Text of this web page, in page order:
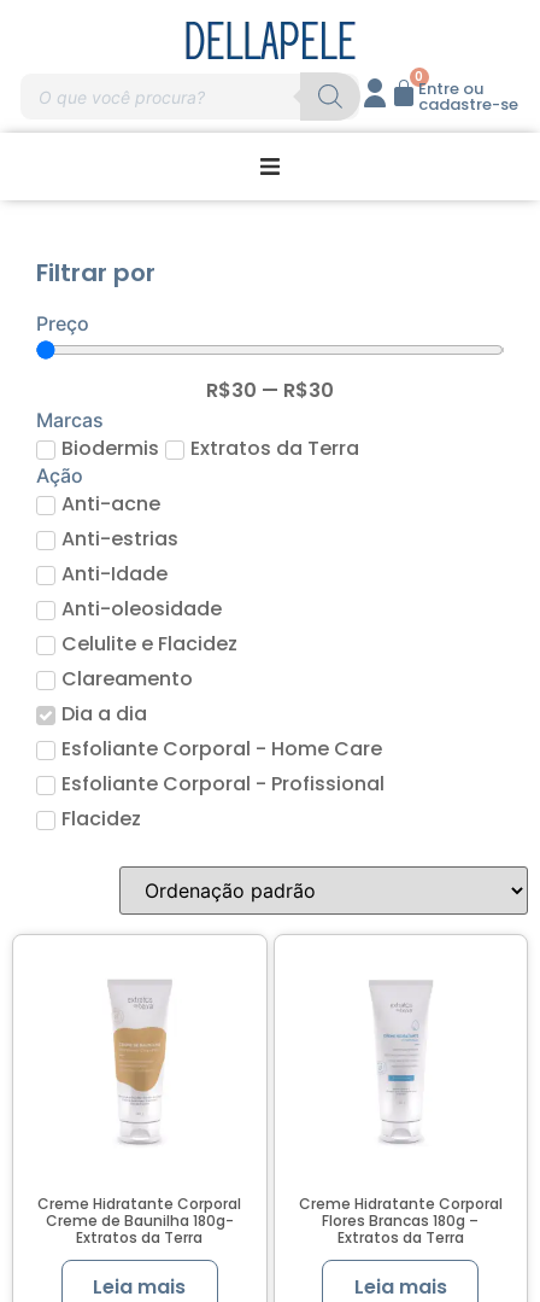
0
Entre ou
cadastre-se
Home Care
Massagem
Profissionais
Marcas
Acessórios
Produtos Descartáveis
Lançamentos
Filtrar por
Preço
R$30 — R$30
Marcas
Biodermis Extratos da Terra
Ação
Anti-acne
Anti-estrias
Anti-Idade
Anti-oleosidade
Celulite e Flacidez
Clareamento
Dia a dia
Esfoliante Corporal - Home Care
Esfoliante Corporal - Profissional
Flacidez
Higienização e Esfoliação
Limpeza de Pele
Máscara
Pele Sensivel
Pro Vegetal
proteção solar
Creme Hidratante Corporal
Creme de Baunilha 180g-
Extratos da Terra
Leia mais
Creme Hidratante Corporal
Flores Brancas 180g –
Extratos da Terra
Leia mais